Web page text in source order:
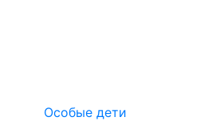
Особые дети